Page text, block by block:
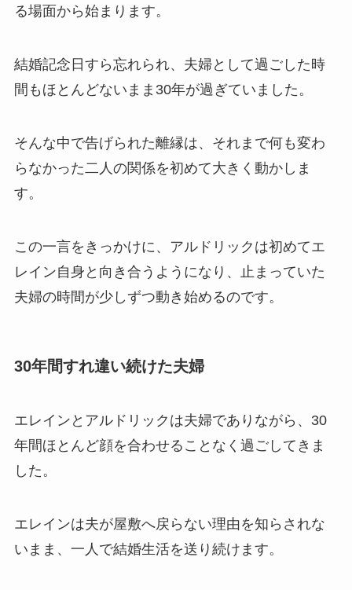
る場面から始まります。
結婚記念日すら忘れられ、夫婦として過ごした時
間もほとんどないまま30年が過ぎていました。
そんな中で告げられた離縁は、それまで何も変わ
らなかった二人の関係を初めて大きく動かしま
す。
この一言をきっかけに、アルドリックは初めてエ
レイン自身と向き合うようになり、止まっていた
夫婦の時間が少しずつ動き始めるのです。
30年間すれ違い続けた夫婦
エレインとアルドリックは夫婦でありながら、30
年間ほとんど顔を合わせることなく過ごしてきま
した。
エレインは夫が屋敷へ戻らない理由を知らされな
いまま、一人で結婚生活を送り続けます。